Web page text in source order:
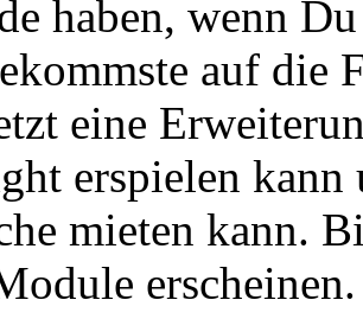
haben, wenn
auf die
eine
erspielen
mieten kann.
erscheinen.